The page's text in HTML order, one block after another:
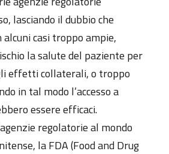
lasciando il dubbio che
alcuni casi troppo ampie,
la salute del paziente per
effetti collaterali, o troppo
in tal modo l’accesso a
essere efficaci.
regolatorie al mondo
la FDA (Food and Drug